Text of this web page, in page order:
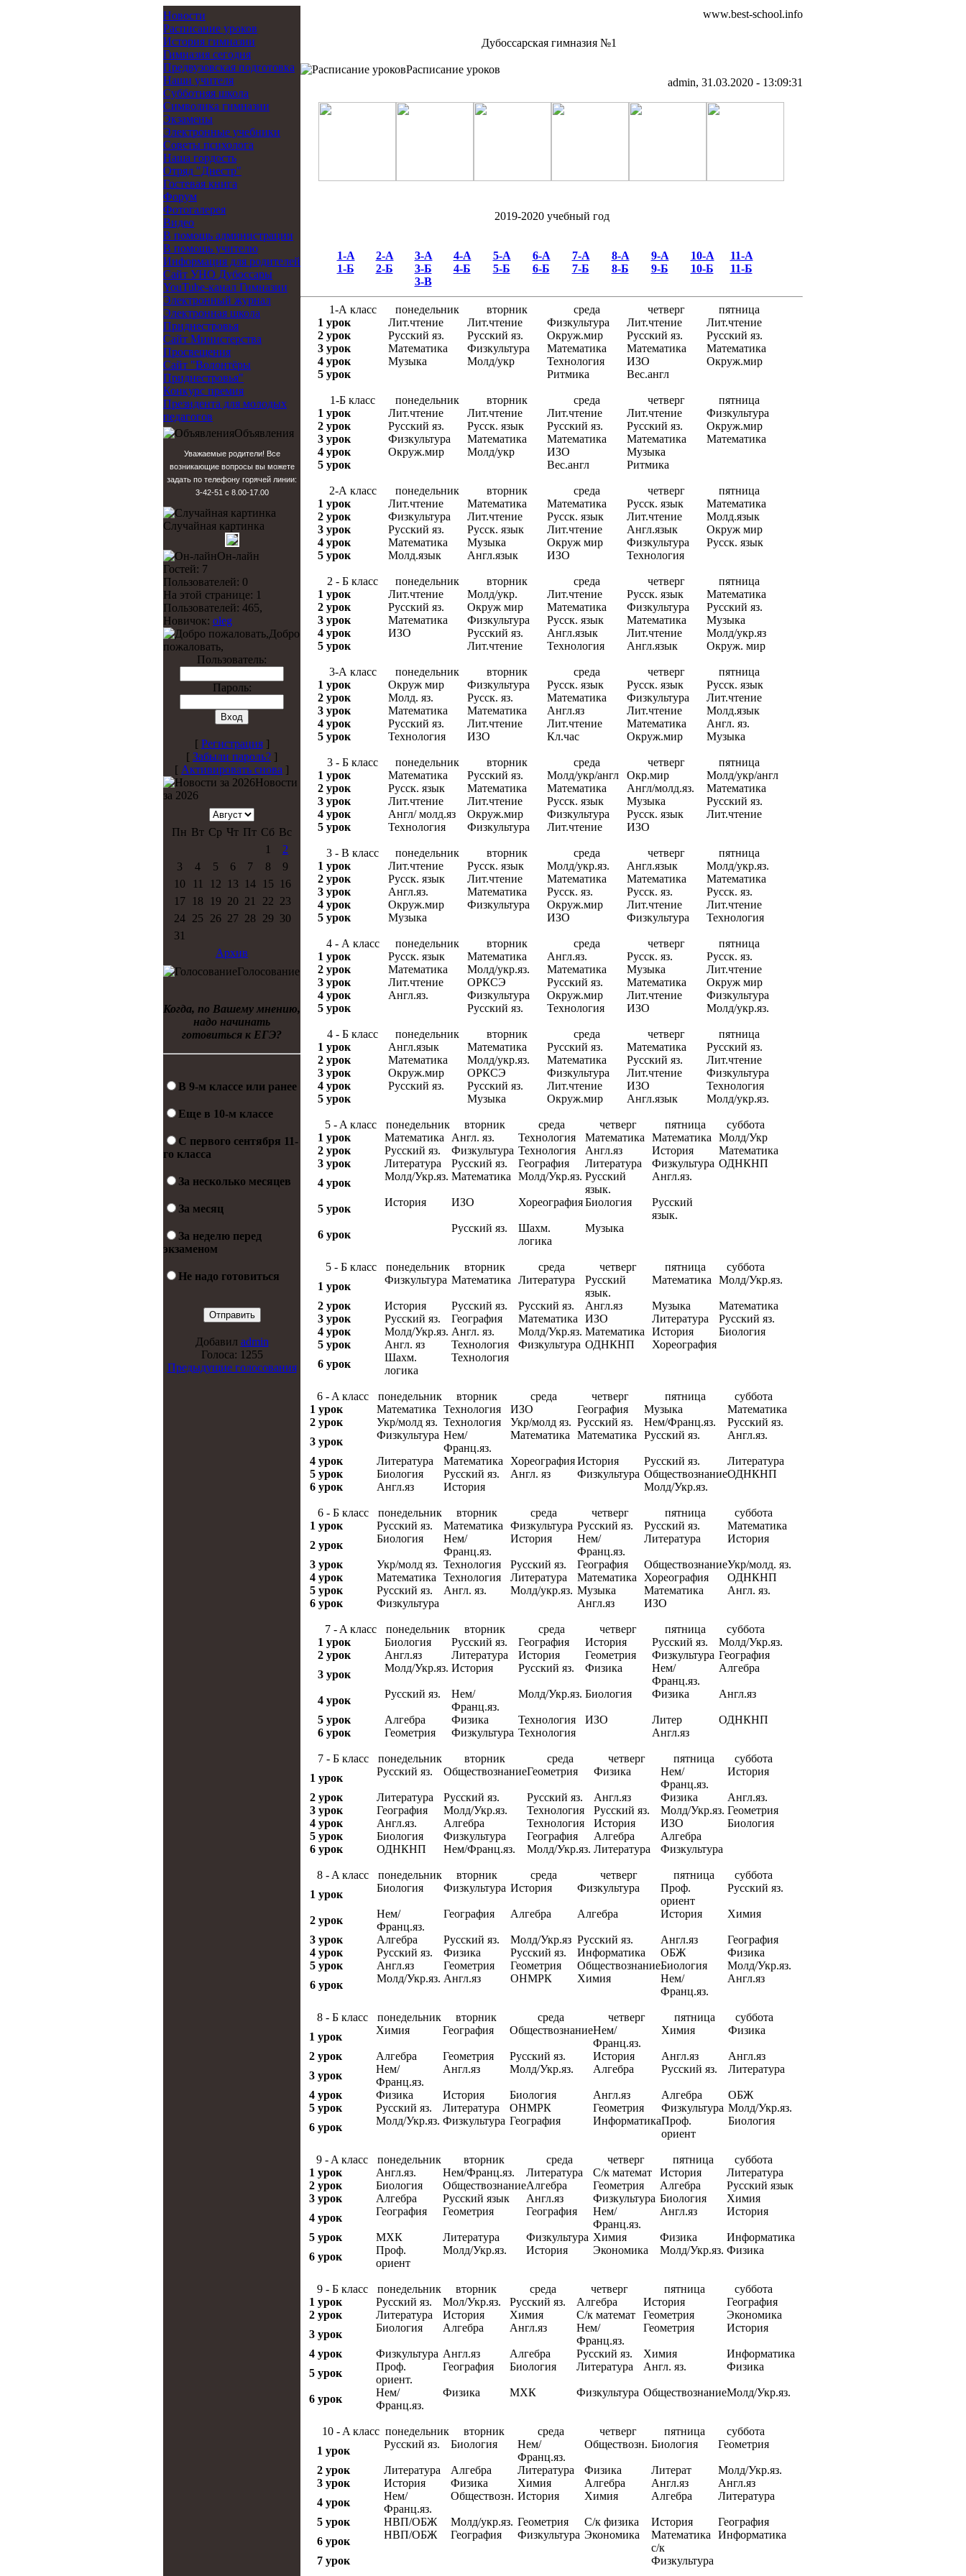
Новости
Расписание уроков
История гимназии
Гимназия сегодня
Предвузовская подготовка
Наши учителя
Субботняя школа
Символика гимназии
Экзамены
Электронные учебники
Советы психолога
Наша гордость
Отряд "Днестр"
Гостевая книга
Форум
Фотогалерея
Видео
В помощь администрации
В помощь учителю
Информация для родителей
Cайт УНО Дубоссары
YouTube-канал Гимназии
Электронный журнал
Электронная школа
Приднестровья
Сайт Министерства
Просвещения
Сайт "Волонтёры
Приднестровья"
Конкурс премия
Президента для молодых
педагогов
Объявления
Уважаемые родители! Все
возникающие вопросы вы можете
задать по телефону горячей линии:
3-42-51 с 8.00-17.00
Случайная картинка
Он-лайн
Гостей: 7
Пользователей: 0
На этой странице: 1
Пользователей: 465,
Новичок: oleg
Добро
пожаловать,
Пользователь:
Пароль:
[ Регистрация]
[ Забыли пароль? ]
[ Активировать снова ]
Новости
за 2026
Пн Вт Ср Чт Пт Сб Вс
1
2
3
4 5 6 7 8
9
10
11 12 13 14 15
16
17
18 19 20 21 22 23
24
25 26 27 28 29 30
31
Архив
Голосование
Когда, по Вашему мнению,
надо начинать
готовиться к ЕГЭ?
В 9-м классе или ранее
Еще в 10-м классе
С первого сентября 11-
го класса
За несколько месяцев
За месяц
За неделю перед
экзаменом
Не надо готовиться
Добавил admin
Голоса: 1255
Предыдущие голосования
www.best-school.info
Дубоссарская гимназия №1
Расписание уроков
admin, 31.03.2020 - 13:09:31
2019-2020 учебный год
1-А
1-Б
2-А
2-Б
3-А
3-Б
3-В
4-А
4-Б
5-А
5-Б
6-А
6-Б
7-А
7-Б
8-А
8-Б
9-А
9-Б
10-А
10-Б
11-А
11-Б
1-А класс понедельник вторник среда четверг
пятница
1 урок
Лит.чтение Лит.чтение Физкультура Лит.чтение
Лит.чтение
2 урок
Русский яз. Русский яз. Окруж.мир Русский яз.
Русский яз.
3 урок
Математика Физкультура Математика Математика
Математика
4 урок
Музыка Молд/укр Технология ИЗО
Окруж.мир
5 урок
Ритмика Вес.англ
1-Б класс понедельник вторник среда четверг
пятница
1 урок
Лит.чтение Лит.чтение Лит.чтение Лит.чтение
Физкультура
2 урок
Русский яз. Русск. язык Русский яз. Русский яз.
Окруж.мир
3 урок
Физкультура Математика Математика Математика
Математика
4 урок
Окруж.мир Молд/укр ИЗО
Музыка
5 урок
Вес.англ Ритмика
2-А класс понедельник вторник среда четверг
пятница
1 урок
Лит.чтение Математика Математика Русск. язык
Математика
2 урок
Физкультура Лит.чтение Русск. язык Лит.чтение
Молд.язык
3 урок
Русский яз. Русск. язык Лит.чтение Англ.язык
Окруж мир
4 урок
Математика Музыка Окруж мир Физкультура
Русск. язык
5 урок
Молд.язык Англ.язык ИЗО Технология
2 - Б класс понедельник вторник среда четверг
пятница
1 урок
Лит.чтение Молд/укр. Лит.чтение Русск. язык
Математика
2 урок
Русский яз. Окруж мир Математика Физкультура
Русский яз.
3 урок
Математика Физкультура Русск. язык Математика
Музыка
4 урок
ИЗО Русский яз. Англ.язык Лит.чтение
Молд/укр.яз
5 урок
Лит.чтение Технология Англ.язык Окруж. мир
3-А класс понедельник вторник среда четверг
пятница
1 урок
Окруж мир Физкультура Русск. язык Русск. язык
Русск. язык
2 урок
Молд. яз. Русск. яз. Математика Физкультура
Лит.чтение
3 урок
Математика Математика Англ.яз Лит.чтение
Молд.язык
4 урок
Русский яз. Лит.чтение Лит.чтение Математика
Англ. яз.
5 урок
Технология ИЗО Кл.час Окруж.мир Музыка
3 - Б класс понедельник вторник среда четверг
пятница
1 урок
Математика Русский яз. Молд/укр/англ Окр.мир
Молд/укр/англ
2 урок
Русск. язык Математика Математика Англ/молд.яз.
Математика
3 урок
Лит.чтение Лит.чтение Русск. язык Музыка
Русский яз.
4 урок
Англ/ молд.яз Окруж.мир Физкультура Русск. язык
Лит.чтение
5 урок
Технология Физкультура Лит.чтение ИЗО
3 - В класс понедельник вторник среда четверг
пятница
1 урок
Лит.чтение Русск. язык Молд/укр.яз. Англ.язык
Молд/укр.яз.
2 урок
Русск. язык Лит.чтение Математика Математика
Математика
3 урок
Англ.яз. Математика Русск. яз. Русск. яз.
Русск. яз.
4 урок
Окруж.мир Физкультура Окруж.мир Лит.чтение
Лит.чтение
5 урок
Музыка ИЗО Физкультура Технология
4 - А класс понедельник вторник среда четверг
пятница
1 урок
Русск. язык Математика Англ.яз. Русск. яз.
Русск. яз.
2 урок
Математика Молд/укр.яз. Математика Музыка
Лит.чтение
3 урок
Лит.чтение ОРКСЭ Русский яз. Математика
Окруж мир
4 урок
Англ.яз. Физкультура Окруж.мир Лит.чтение
Физкультура
5 урок
Русский яз. Технология ИЗО Молд/укр.яз.
4 - Б класс понедельник вторник среда четверг
пятница
1 урок
Англ.язык Математика Русский яз. Математика
Русский яз.
2 урок
Математика Молд/укр.яз. Математика Русский яз.
Лит.чтение
3 урок
Окруж.мир ОРКСЭ Физкультура Лит.чтение
Физкультура
4 урок
Русский яз. Русский яз. Лит.чтение ИЗО
Технология
5 урок
Музыка Окруж.мир Англ.язык Молд/укр.яз.
5 - A класс понедельник вторник среда четверг пятница
суббота
1 урок
Математика Англ. яз. Технология Математика Математика
Молд/Укр
2 урок
Русский яз. Физкультура Технология Англ.яз История
Математика
3 урок
Литература Русский яз. География Литература Физкультура ОДНКНП
4 урок
Молд/Укр.яз. Математика Молд/Укр.яз. Русский
язык.
Англ.яз.
5 урок
История ИЗО Хореография Биология
Русский
язык.
6 урок
Русский яз.
Шахм.
логика
Музыка
5 - Б класс понедельник вторник среда четверг пятница
суббота
1 урок
Физкультура Математика Литература
Русский
язык.
Математика Молд/Укр.яз.
2 урок История Русский яз. Русский яз. Англ.яз Музыка
Математика
3 урок
Русский яз. География Математика ИЗО Литература
Русский яз.
4 урок
Молд/Укр.яз. Англ. яз. Молд/Укр.яз. Математика История
Биология
5 урок
Англ. яз Технология Физкультура ОДНКНП
Хореография
6 урок
Шахм.
логика
Технология
6 - A класс понедельник вторник среда четверг пятница
суббота
1 урок
Математика Технология ИЗО География Музыка
Математика
2 урок
Укр/молд яз. Технология Укр/молд яз. Русский яз. Нем/Франц.яз.
Русский яз.
3 урок
Физкультура Нем/
Франц.яз.
Математика Математика Русский яз. Англ.яз.
4 урок Литература Математика Хореография История Русский яз.
Литература
5 урок
Биология Русский яз. Англ. яз Физкультура ОбществознаниеОДНКНП
6 урок
Англ.яз История Молд/Укр.яз.
6 - Б класс понедельник вторник среда четверг пятница
суббота
1 урок
Русский яз. Математика Физкультура Русский яз. Русский яз.
Математика
2 урок
Биология
Нем/
Франц.яз.
История
Нем/
Франц.яз.
Литература История
3 урок Укр/молд яз. Технология Русский яз. География ОбществознаниеУкр/молд. яз.
4 урок
Математика Технология Литература Математика Хореография
ОДНКНП
5 урок
Русский яз. Англ. яз. Молд/укр.яз. Музыка Математика
Англ. яз.
6 урок
Физкультура Англ.яз ИЗО
7 - A класс понедельник вторник среда четверг пятница
суббота
1 урок
Биология Русский яз. География История Русский яз.
Молд/Укр.яз.
2 урок
Англ.яз Литература История Геометрия Физкультура География
3 урок
Молд/Укр.яз. История Русский яз. Физика
Нем/
Франц.яз.
Алгебра
4 урок
Русский яз.
Нем/
Франц.яз.
Молд/Укр.яз. Биология Физика Англ.яз
5 урок Алгебра Физика Технология ИЗО Литер
ОДНКНП
6 урок
Геометрия Физкультура Технология Англ.яз
7 - Б класс понедельник вторник среда четверг пятница
суббота
1 урок
Русский яз. ОбществознаниеГеометрия Физика
Нем/
Франц.яз.
История
2 урок Литература Русский яз. Русский яз. Англ.яз Физика
Англ.яз.
3 урок
География Молд/Укр.яз. Технология Русский яз. Молд/Укр.яз. Геометрия
4 урок
Англ.яз. Алгебра Технология История ИЗО
Биология
5 урок
Биология Физкультура География Алгебра
Алгебра
6 урок
ОДНКНП Нем/Франц.яз. Молд/Укр.яз. Литература Физкультура
8 - A класс понедельник вторник среда четверг пятница
суббота
1 урок
Биология Физкультура История Физкультура
Проф.
ориент
Русский яз.
2 урок
Нем/
Франц.яз.
География Алгебра Алгебра История Химия
3 урок Алгебра Русский яз. Молд/Укр.яз Русский яз. Англ.яз
География
4 урок
Русский яз. Физика Русский яз. Информатика ОБЖ
Физика
5 урок
Англ.яз Геометрия Геометрия ОбществознаниеБиология
Молд/Укр.яз.
6 урок
Молд/Укр.яз. Англ.яз ОНМРК Химия
Нем/
Франц.яз.
Англ.яз
8 - Б класс понедельник вторник среда четверг пятница
суббота
1 урок
Химия География ОбществознаниеНем/
Франц.яз.
Химия Физика
2 урок Алгебра Геометрия Русский яз. История Англ.яз
Англ.яз
3 урок
Нем/
Франц.яз.
Англ.яз Молд/Укр.яз. Алгебра Русский яз. Литература
4 урок Физика История Биология Англ.яз Алгебра
ОБЖ
5 урок
Русский яз. Литература ОНМРК Геометрия Физкультура Молд/Укр.яз.
6 урок
Молд/Укр.яз. Физкультура География ИнформатикаПроф.
ориент
Биология
9 - A класс понедельник вторник среда четверг пятница
суббота
1 урок
Англ.яз. Нем/Франц.яз. Литература С/к математ История
Литература
2 урок
Биология ОбществознаниеАлгебра Геометрия Алгебра
Русский язык
3 урок
Алгебра Русский язык Англ.яз Физкультура Биология
Химия
4 урок
География Геометрия География
Нем/
Франц.яз.
Англ.яз История
5 урок МХК Литература Физкультура Химия Физика
Информатика
6 урок
Проф.
ориент
Молд/Укр.яз. История Экономика Молд/Укр.яз. Физика
9 - Б класс понедельник вторник среда четверг пятница
суббота
1 урок
Русский яз. Мол/Укр.яз. Русский яз. Алгебра История
География
2 урок
Литература История Химия С/к математ Геометрия
Экономика
3 урок
Биология Алгебра Англ.яз
Нем/
Франц.яз.
Геометрия История
4 урок Физкультура Англ.яз Алгебра Русский яз. Химия
Информатика
5 урок
Проф.
ориент.
География Биология Литература Англ. яз. Физика
6 урок
Нем/
Франц.яз.
Физика МХК Физкультура ОбществознаниеМолд/Укр.яз.
10 - A класс понедельник вторник среда четверг пятница
суббота
1 урок
Русский яз. Биология
Нем/
Франц.яз.
Обществозн. Биология Геометрия
2 урок Литература Алгебра Литература Физика Литерат
Молд/Укр.яз.
3 урок
История Физика Химия Алгебра Англ.яз
Англ.яз
4 урок
Нем/
Франц.яз.
Обществозн. История Химия Алгебра Литература
5 урок НВП/ОБЖ Молд/укр.яз. Геометрия С/к физика История
География
6 урок
НВП/ОБЖ География Физкультура Экономика
Математика
с/к
Информатика
7 урок Физкультура